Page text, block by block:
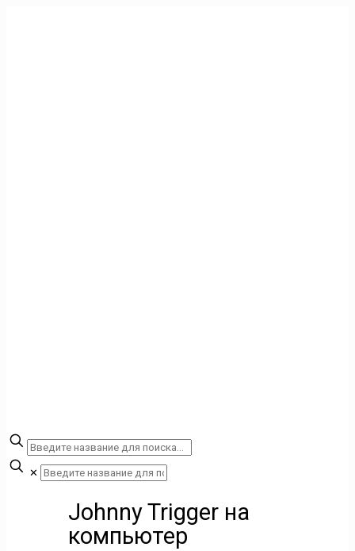
✕
Johnny Trigger на
компьютер